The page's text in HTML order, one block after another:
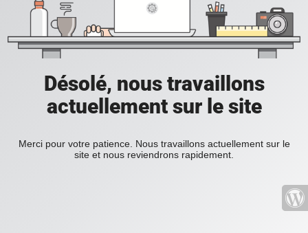
Désolé, nous travaillons
actuellement sur le site
Merci pour votre patience. Nous travaillons actuellement sur le
site et nous reviendrons rapidement.